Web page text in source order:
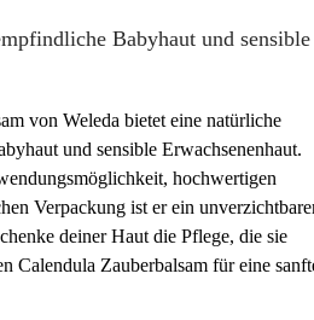
Babyhaut und sensible
von Weleda bietet eine natürliche
und sensible Erwachsenenhaut.
hochwertigen
Verpackung ist er ein
deiner Haut die Pflege, die sie
Calendula Zauberbalsam für eine